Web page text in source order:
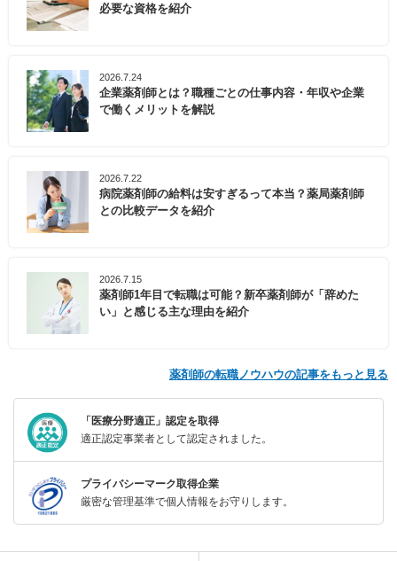
ビ薬剤師にご相談ください。
必要な資格を紹介
2026.7.24
企業薬剤師とは？職種ごとの仕事内容・年収や企業
で働くメリットを解説
2026.7.22
病院薬剤師の給料は安すぎるって本当？薬局薬剤師
との比較データを紹介
2026.7.15
薬剤師1年目で転職は可能？新卒薬剤師が「辞めた
い」と感じる主な理由を紹介
薬剤師の転職ノウハウの記事をもっと見る
「医療分野適正」認定を取得
適正認定事業者として認定されました。
プライバシーマーク取得企業
厳密な管理基準で個人情報をお守りします。